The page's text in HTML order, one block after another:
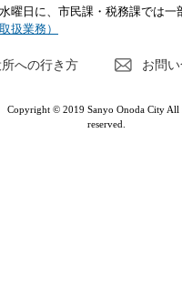
曜日に、市民課・税務課では一
取扱業務）
への行き方 お問い
Copyright © 2019 Sanyo Onoda City All
reserved.